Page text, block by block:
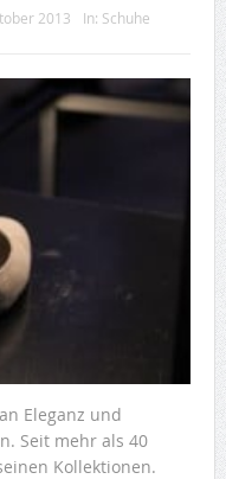
2013 In: Schuhe
Eleganz und
Seit mehr als 40
Kollektionen.